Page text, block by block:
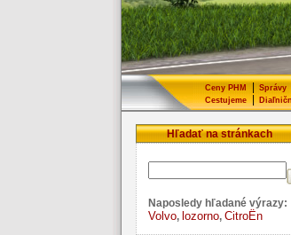
Ceny PHM Správy
Cestujeme|
Hľadať na stránkach
Naposledy hľadané výrazy:
Volvo, lozorno, CitroËn